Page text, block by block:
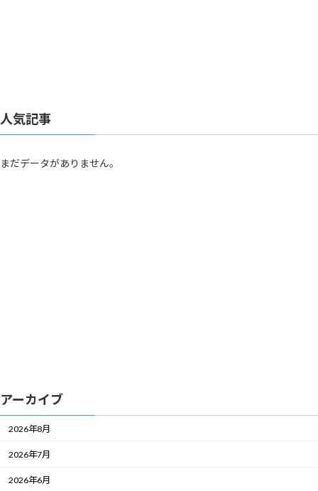
人気記事
まだデータがありません。
アーカイブ
2026年8月
2026年7月
2026年6月